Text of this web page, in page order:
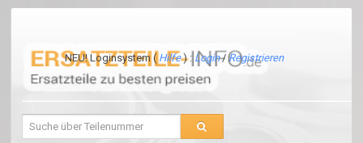
NEU! Loginsystem ( Hilfe) : Login/Registrieren